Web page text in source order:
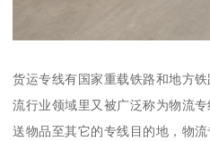
货运专线有国家重载铁路和地方
流行业领域里又被广泛称为物流
送物品至其它的专线目的地，物